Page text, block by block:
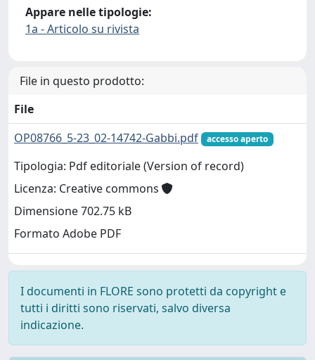
Appare nelle tipologie:
1a - Articolo su rivista
File in questo prodotto:
File
OP08766_5-23_02-14742-Gabbi.pdf
accesso aperto
Tipologia: Pdf editoriale (Version of record)
Licenza: Creative commons
Dimensione 702.75 kB
Formato Adobe PDF
I documenti in FLORE sono protetti da copyright e
tutti i diritti sono riservati, salvo diversa
indicazione.